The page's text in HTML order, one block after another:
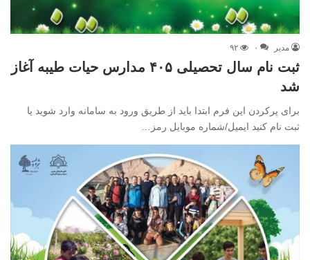
مدیر ۰ ۹۲
ثبت نام سال تحصیلی ۴۰۵ مدارس حیات طیبه آغاز
شد
برای پرکردن این فرم ابتدا باید از طریق ورود به سامانه وارد شوید یا
ثبت نام کنید ایمیل/شماره موبایل رمز…